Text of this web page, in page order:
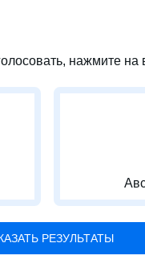
нажмите
РЕЗУЛЬТАТЫ